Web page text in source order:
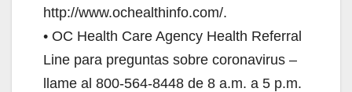
http://www.ochealthinfo.com/.
• OC Health Care Agency Health Referral
Line para preguntas sobre coronavirus –
llame al 800-564-8448 de 8 a.m. a 5 p.m.